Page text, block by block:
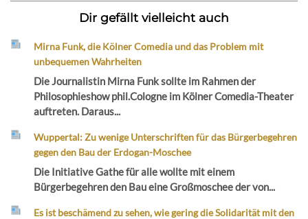
Dir gefällt vielleicht auch
Mirna Funk, die Kölner Comedia und das Problem mit
unbequemen Wahrheiten
Die Journalistin Mirna Funk sollte im Rahmen der
Philosophieshow phil.Cologne im Kölner Comedia-Theater
auftreten. Daraus...
Wuppertal: Zu wenige Unterschriften für das Bürgerbegehren
gegen den Bau der Erdogan-Moschee
Die Initiative Gathe für alle wollte mit einem
Bürgerbegehren den Bau eine Großmoschee der von...
Es ist beschämend zu sehen, wie gering die Solidarität mit den